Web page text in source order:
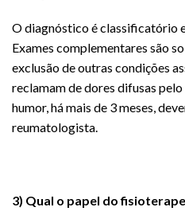
O diagnóstico é classificatório
Exames complementares são
exclusão de outras condições
reclamam de dores difusas
humor, há mais de 3 meses,
reumatologista.
3) Qual o papel do